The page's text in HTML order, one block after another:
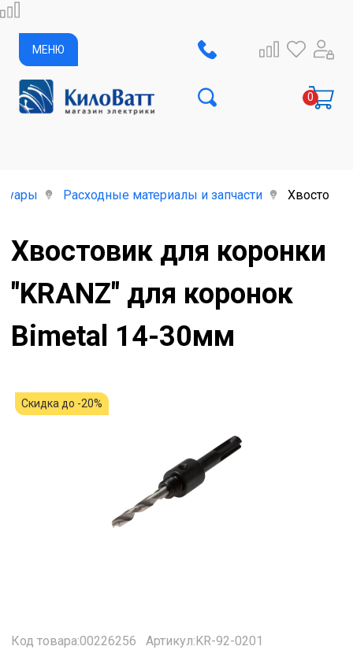
МЕНЮ
Расходные материалы и запчасти
Хвостовик для коронки
"KRANZ" для коронок
Bimetal 14-30мм
Скидка до -20%
Код товара:00226256
Артикул:KR-92-0201